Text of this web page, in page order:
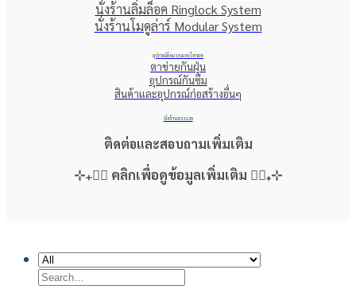
นั่งร้านลิ่มล็อค Ringlock System
นั่งร้านโมดูล่าร์ Modular System
อุปกรณ์ยึดแบบและไทรอท
ตาข่ายกันฝุ่น
อุปกรณ์กันซึม
สินค้าและอุปกรณ์ก่อสร้างอื่นๆ
นั่งร้าน BS1129
ติดต่อและสอบถามเพิ่มเติม
⊹₊👇🏻 คลิกเพื่อดูข้อมูลเพิ่มเติม 👇🏻₊⊹
Search